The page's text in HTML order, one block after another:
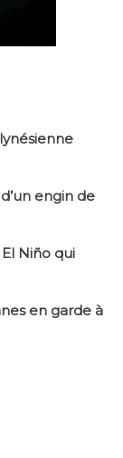
engin de
Niño qui
en garde à